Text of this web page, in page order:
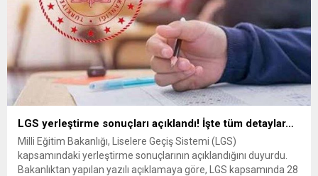
LGS yerleştirme sonuçları açıklandı! İşte tüm detaylar…
Milli Eğitim Bakanlığı, Liselere Geçiş Sistemi (LGS)
kapsamındaki yerleştirme sonuçlarının açıklandığını duyurdu.
Bakanlıktan yapılan yazılı açıklamaya göre, LGS kapsamında 28